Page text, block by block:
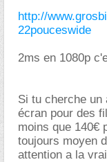
http://
22pouceswide
2ms en 1080p
Si tu cherche un
écran pour des
moins que 140€
toujours moyen
attention a la